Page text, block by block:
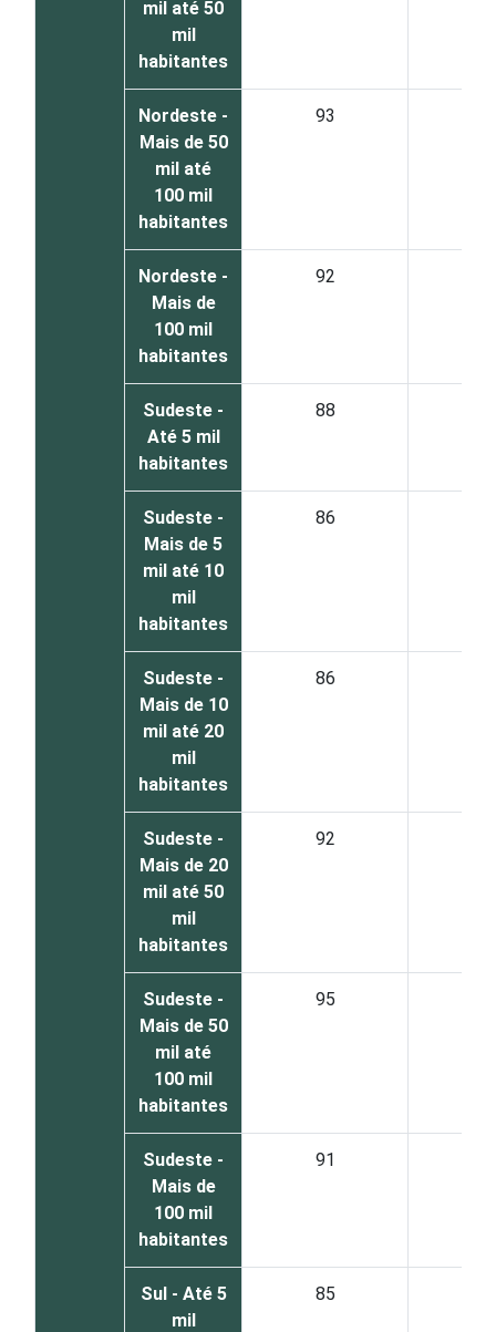
mil até 50
mil
habitantes
Nordeste -
Mais de 50
mil até
100 mil
habitantes
93
Nordeste -
Mais de
100 mil
habitantes
92
Sudeste -
Até 5 mil
habitantes
88
Sudeste -
Mais de 5
mil até 10
mil
habitantes
86
Sudeste -
Mais de 10
mil até 20
mil
habitantes
86
Sudeste -
Mais de 20
mil até 50
mil
habitantes
92
Sudeste -
Mais de 50
mil até
100 mil
habitantes
95
Sudeste -
Mais de
100 mil
habitantes
91
Sul - Até 5
mil
85